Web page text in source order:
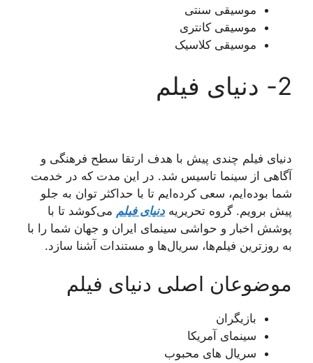
موسیقی سنتی
موسیقی کانتری
موسیقی کلاسیک
2- دنیای فیلم
دنیای فیلم چندی پیش با هدف ارتقا سطح فرهنگی و
آگاهی از سینما تاسیس شد. در این مدت که در خدمت
شما بوده‌ایم، سعی کرده‌ایم تا با حداکثر توان به جلو
پیش برویم. گروه تحریریه دنیای فیلم می‌کوشد تا با
پوشش اخبار و حواشی سینمای ایران و جهان شما را با
به روزترین فیلم‌ها، سریال‌ها و مستندات آشنا سازد.
موضوعان اصلی دنیای فیلم
بازیگران
سینمای آمریکا
سریال های محبوب